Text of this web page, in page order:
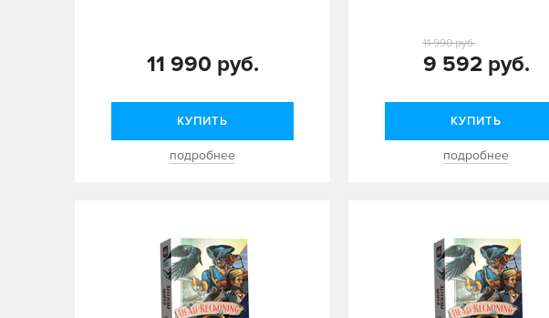
11 990 руб.
КУПИТЬ
подробнее
9 592 руб.
11 990 руб.
КУПИТЬ
подробнее